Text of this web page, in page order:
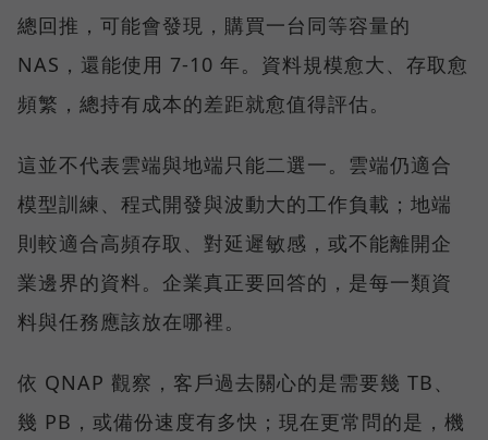
總回推，可能會發現，購買一台同等容量的
NAS，還能使用 7-10 年。資料規模愈大、存取愈
頻繁，總持有成本的差距就愈值得評估。
這並不代表雲端與地端只能二選一。雲端仍適合
模型訓練、程式開發與波動大的工作負載；地端
則較適合高頻存取、對延遲敏感，或不能離開企
業邊界的資料。企業真正要回答的，是每一類資
料與任務應該放在哪裡。
依 QNAP 觀察，客戶過去關心的是需要幾 TB、
幾 PB，或備份速度有多快；現在更常問的是，機